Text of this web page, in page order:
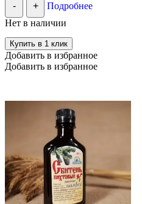
- +
Подробнее
Нет в наличии
Купить в 1 клик
Добавить в избранное
Добавить в избранное